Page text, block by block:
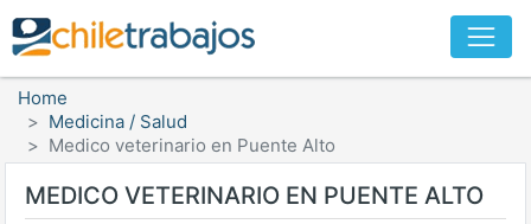
Home
Medicina / Salud
Medico veterinario en Puente Alto
MEDICO VETERINARIO EN PUENTE ALTO